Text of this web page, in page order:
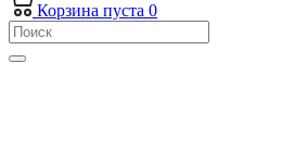
Корзина пуста 0